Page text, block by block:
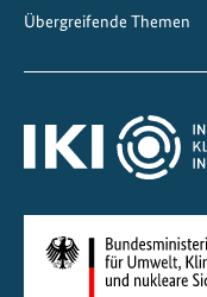
Übergreifende Themen